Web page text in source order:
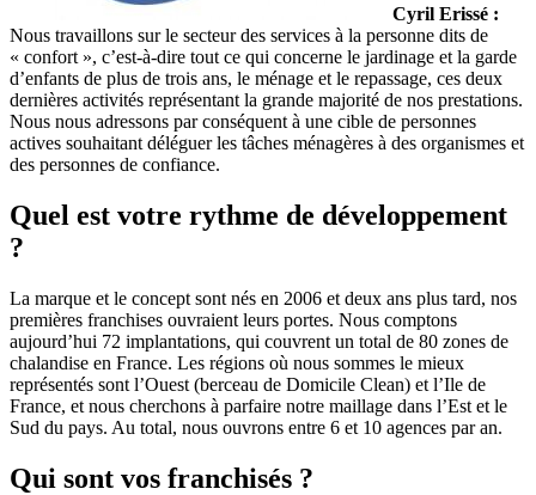
Cyril Erissé :
Nous travaillons sur le secteur des services à la personne dits de
« confort », c’est-à-dire tout ce qui concerne le jardinage et la garde
d’enfants de plus de trois ans, le ménage et le repassage, ces deux
dernières activités représentant la grande majorité de nos prestations.
Nous nous adressons par conséquent à une cible de personnes
actives souhaitant déléguer les tâches ménagères à des organismes et
des personnes de confiance.
Quel est votre rythme de développement
?
La marque et le concept sont nés en 2006 et deux ans plus tard, nos
premières franchises ouvraient leurs portes. Nous comptons
aujourd’hui 72 implantations, qui couvrent un total de 80 zones de
chalandise en France. Les régions où nous sommes le mieux
représentés sont l’Ouest (berceau de Domicile Clean) et l’Ile de
France, et nous cherchons à parfaire notre maillage dans l’Est et le
Sud du pays. Au total, nous ouvrons entre 6 et 10 agences par an.
Qui sont vos franchisés ?